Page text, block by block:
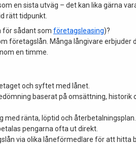
en sista utväg – det kan lika gärna
rätt tidpunkt.
för sådant som företagsleasing)?
företagslån. Många långivare erbjuder
en timme.
och syftet med lånet.
baserat på omsättning, historik
ränta, löptid och återbetalningsplan.
pengarna ofta ut direkt.
via olika låneförmedlare för att hitta